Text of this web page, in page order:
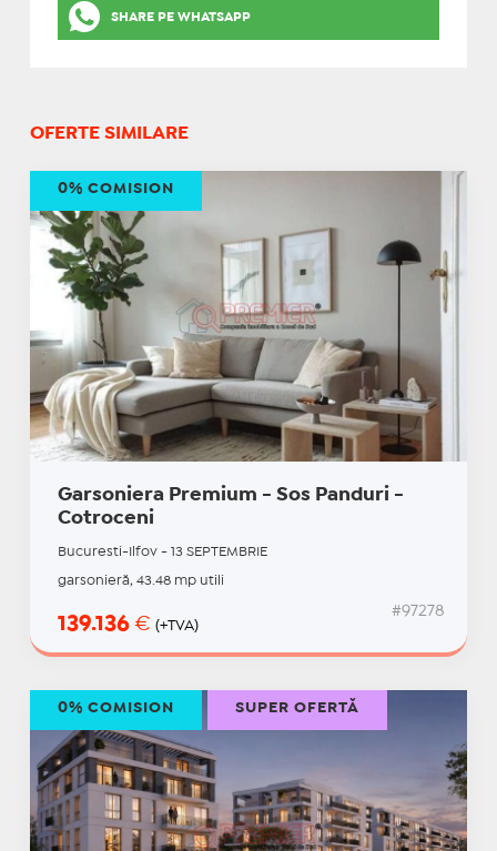
SHARE PE WHATSAPP
OFERTE SIMILARE
Garsoniera Premium - Sos Panduri -
Cotroceni
Bucuresti-Ilfov - 13 SEPTEMBRIE
garsonieră, 43.48 mp utili
139.136 € (+TVA)
#97278
0% COMISION
0% COMISION SUPER OFERTĂ